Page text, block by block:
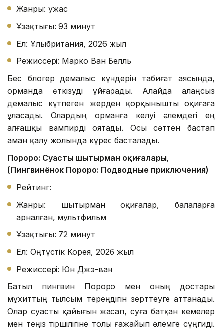
Жанры: ужас
Ұзақтығы: 93 минут
Ел: Ұлыбритания, 2026 жыл
Режиссері: Марко Ван Белль
Бес блогер демалыс күндерін табиғат аясында,
орманда өткізуді ұйғарады. Алайда алаңсыз
демалыс күтпеген жерден қорқынышты оқиғаға
ұласады. Олардың орманға келуі әлемдегі ең
алғашқы вампирді оятады. Осы сәттен бастап
аман қалу жолында күрес басталады.
Пороро: Суасты шытырман оқиғалары,
(Пингвинёнок Пороро: Подводные приключения)
Рейтинг:
Жанры: шытырман оқиғалар, балаларға
арналған, мультфильм
Ұзақтығы: 72 минут
Ел: Оңтүстік Корея, 2026 жыл
Режиссері: Юн Джэ-ван
Батыл пингвин Пороро мен оның достары
мұхиттың тылсым тереңдігін зерттеуге аттанады.
Олар суасты қайығын жасап, суға батқан кемелер
мен теңіз тіршілігіне толы ғажайып әлемге сүңгиді.